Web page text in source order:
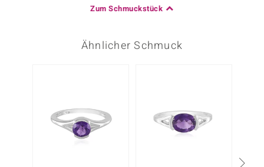
Zum Schmuckstück
Ähnlicher Schmuck